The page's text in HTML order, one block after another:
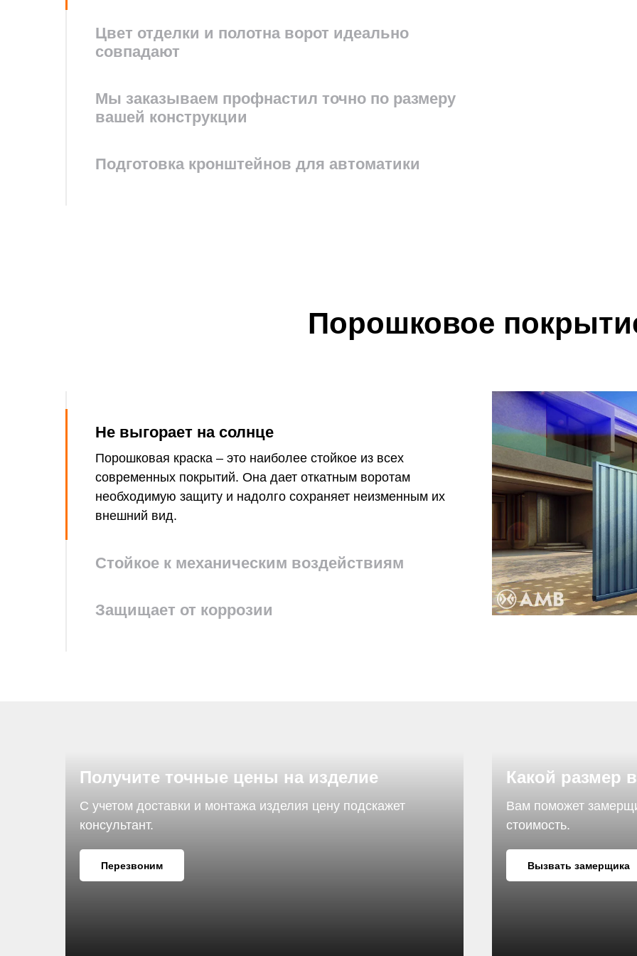
Цвет отделки и полотна ворот идеально
совпадают
Мы заказываем профнастил точно по размеру
вашей конструкции
Подготовка кронштейнов для автоматики
Порошковое
Не выгорает на солнце
Порошковая краска – это наиболее стойкое из всех
современных покрытий. Она дает откатным воротам
необходимую защиту и надолго сохраняет неизменным их
внешний вид.
Стойкое к механическим воздействиям
Защищает от коррозии
Мы используем петли собственного производства на
створками; — в петлях предусмотрены маслёнки для
Получите точные цены на изделие
С учетом доставки и монтажа изделия цену подскажет
консультант.
Перезвоним
Какой размер
Вам поможет
стоимость.
Вызвать замерщика